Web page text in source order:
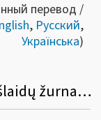
перевод /
, Русский,
Українська)
Kaip atsispausdinti pajamų ir išlaidų žurnalą?